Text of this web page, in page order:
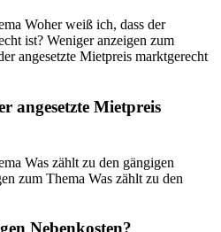
Woher weiß ich, dass der
ist? Weniger anzeigen zum
angesetzte Mietpreis marktgerecht
angesetzte Mietpreis
Was zählt zu den gängigen
zum Thema Was zählt zu den